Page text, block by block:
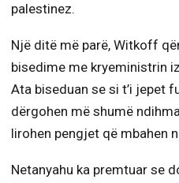
palestinez.
Një ditë më parë, Witkoff
bisedime me kryeministrin
Ata biseduan se si t’i jepet
dërgohen më shumë
lirohen pengjet që mbahen
Netanyahu ka premtuar se